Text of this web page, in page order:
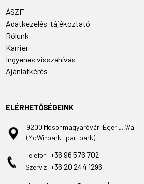
ÁSZF
Adatkezelési tájékoztató
Rólunk
Karrier
Ingyenes visszahívás
Ajánlatkérés
ELÉRHETŐSÉGEINK
9200 Mosonmagyaróvár, Éger u. 7/a
(MoWinpark-ipari park)
Telefon: +36 96 576 702
Szervíz: +36 20 244 1296